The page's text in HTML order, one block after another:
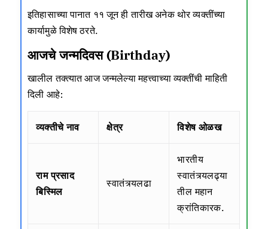
इतिहासाच्या पानात ११ जून ही तारीख अनेक थोर व्यक्तींच्या
कार्यामुळे विशेष ठरते.
आजचे जन्मदिवस (Birthday)
खालील तक्त्यात आज जन्मलेल्या महत्त्वाच्या व्यक्तींची माहिती
दिली आहे:
व्यक्तीचे नाव क्षेत्र विशेष ओळख
राम प्रसाद
बिस्मिल
स्वातंत्र्यलढा
भारतीय
स्वातंत्र्यलढ्या
तील महान
क्रांतिकारक.